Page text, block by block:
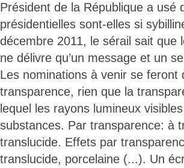
Président de la République a usé
présidentielles sont-elles si
décembre 2011, le sérail sait que
ne délivre qu’un message et un
Les nominations à venir se
transparence, rien que la
lequel les rayons lumineux
substances. Par transparence: à
translucide. Effets par
translucide, porcelaine (...). Un